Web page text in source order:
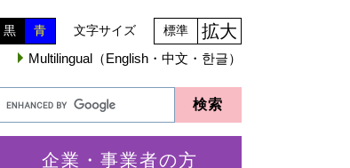
黒 青 文字サイズ 標準 拡大
Multilingual（English・中文・한글）
企業・事業者の方